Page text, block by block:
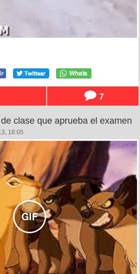
7
clase que aprueba el examen
18:05